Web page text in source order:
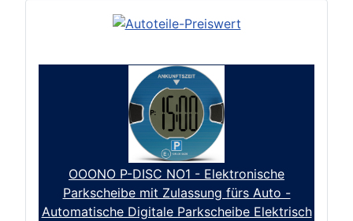
OOONO P-DISC NO1 - Elektronische
Parkscheibe mit Zulassung fürs Auto -
Automatische Digitale Parkscheibe Elektrisch